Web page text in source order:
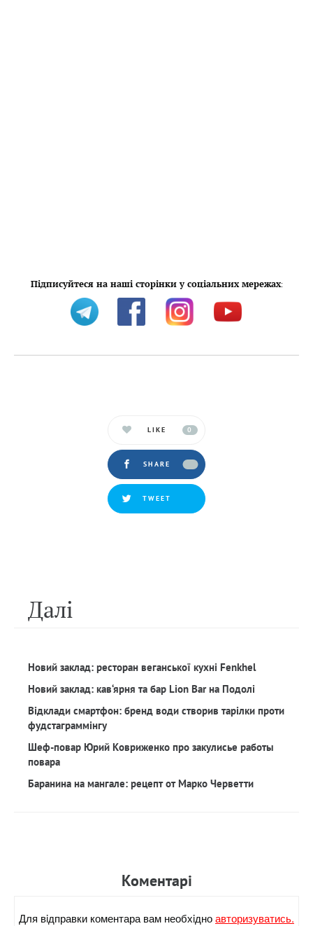
Підписуйтеся на наші сторінки у соціальних мережах:
LIKE 0
SHARE
TWEET
Далi
Новий заклад: ресторан веганської кухні Fenkhel
Новий заклад: кав‘ярня та бар Lion Bar на Подолі
Відклади смартфон: бренд води створив тарілки проти
фудстаграммінгу
Шеф-повар Юрий Ковриженко про закулисье работы
повара
Баранина на мангале: рецепт от Марко Черветти
Коментарi
Для вiдправки коментара вам необхiдноавторизуватись.